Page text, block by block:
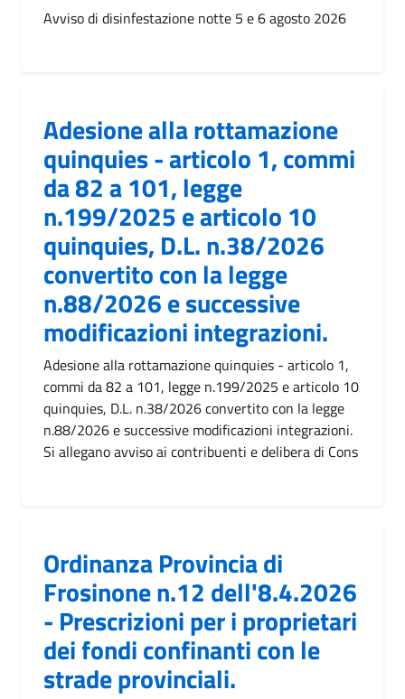
Avviso di disinfestazione notte 5 e 6 agosto 2026
Adesione alla rottamazione
quinquies - articolo 1, commi
da 82 a 101, legge
n.199/2025 e articolo 10
quinquies, D.L. n.38/2026
convertito con la legge
n.88/2026 e successive
modificazioni integrazioni.
Adesione alla rottamazione quinquies - articolo 1,
commi da 82 a 101, legge n.199/2025 e articolo 10
quinquies, D.L. n.38/2026 convertito con la legge
n.88/2026 e successive modificazioni integrazioni.
Si allegano avviso ai contribuenti e delibera di Cons
Ordinanza Provincia di
Frosinone n.12 dell'8.4.2026
- Prescrizioni per i proprietari
dei fondi confinanti con le
strade provinciali.